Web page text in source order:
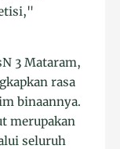
3 Mataram,
rasa
binaannya.
merupakan
seluruh